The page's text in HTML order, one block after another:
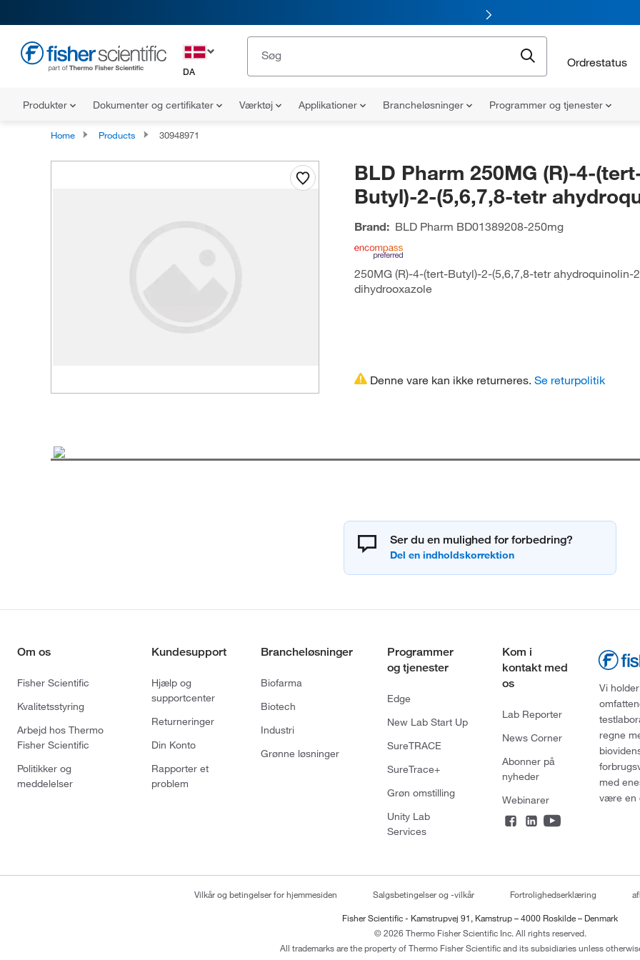
DA
Ordrestatus
Produkter Dokumenter og certifikater Værktøj Applikationer Brancheløsninger Programmer og tjenester
Home Products 30948971
BLD Pharm 250MG (R)-4-
Butyl)-2-(5,6,7,8-tetr
Brand: BLD Pharm BD01389208-250mg
250MG (R)-4-(tert-Butyl)-2-(5,6,7,8-tetr ahydroquinolin-
dihydrooxazole
Denne vare kan ikke returneres. Se returpolitik
Ser du en mulighed for forbedring?
Om os
Fisher Scientific
Kvalitetsstyring
Arbejd hos Thermo
Fisher Scientific
Politikker og
meddelelser
Kundesupport
Hjælp og
supportcenter
Returneringer
Din Konto
Rapporter et
problem
Brancheløsninger
Biofarma
Biotech
Industri
Grønne løsninger
Programmer
og tjenester
Edge
New Lab Start Up
SureTRACE
SureTrace+
Grøn omstilling
Unity Lab
Services
Kom i
kontakt med
os
Lab Reporter
News Corner
Abonner på
nyheder
Webinarer
Vi
regne
med
være en
Vilkår og betingelser for hjemmesiden Salgsbetingelser og -vilkår Fortrolighedserklæring
Fisher Scientific - Kamstrupvej 91, Kamstrup – 4000 Roskilde – Denmark
© 2026 Thermo Fisher Scientific Inc. All rights reserved.
All trademarks are the property of Thermo Fisher Scientific and its subsidiaries unless